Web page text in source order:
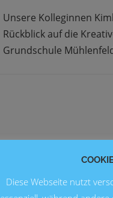
Unsere Kolleginnen
Rückblick auf die
Grundschule
Diese Webseite nutzt